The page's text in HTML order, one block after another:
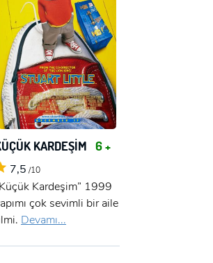
KARDEŞİM 6 +
7,5 /10
Kardeşim” 1999
çok sevimli bir aile
Devamı...